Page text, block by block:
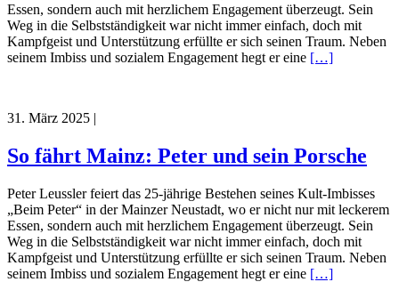
Essen, sondern auch mit herzlichem Engagement überzeugt. Sein
Weg in die Selbstständigkeit war nicht immer einfach, doch mit
Kampfgeist und Unterstützung erfüllte er sich seinen Traum. Neben
seinem Imbiss und sozialem Engagement hegt er eine […]
31. März 2025 |
So fährt Mainz: Peter und sein Porsche
Peter Leussler feiert das 25-jährige Bestehen seines Kult-Imbisses
„Beim Peter“ in der Mainzer Neustadt, wo er nicht nur mit leckerem
Essen, sondern auch mit herzlichem Engagement überzeugt. Sein
Weg in die Selbstständigkeit war nicht immer einfach, doch mit
Kampfgeist und Unterstützung erfüllte er sich seinen Traum. Neben
seinem Imbiss und sozialem Engagement hegt er eine […]